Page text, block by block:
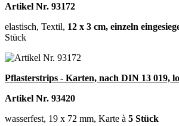
Artikel Nr. 93172
elastisch, Textil, 12 x 3 cm, einzeln
Stück
Pflasterstrips - Karten, nach DIN 13 019,
Artikel Nr. 93420
wasserfest, 19 x 72 mm, Karte à 5 Stück